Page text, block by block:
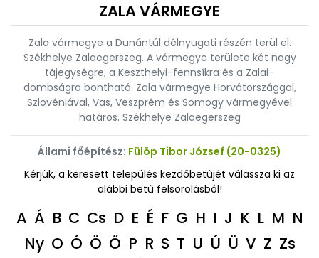
ZALA VÁRMEGYE
Zala vármegye a Dunántúl délnyugati részén terül el.
Székhelye Zalaegerszeg. A vármegye területe két nagy
tájegységre, a Keszthelyi-fennsíkra és a Zalai-
dombságra bontható. Zala vármegye Horvátországgal,
Szlovéniával, Vas, Veszprém és Somogy vármegyével
határos. Székhelye Zalaegerszeg
Állami főépítész: Fülöp Tibor József (20-0325)
Kérjük, a keresett település kezdőbetűjét válassza ki az
alábbi betű felsorolásból!
A Á B C Cs D E É F G H I J K L M N
Ny O Ó Ö Ő P R S T U Ú Ü V Z Zs